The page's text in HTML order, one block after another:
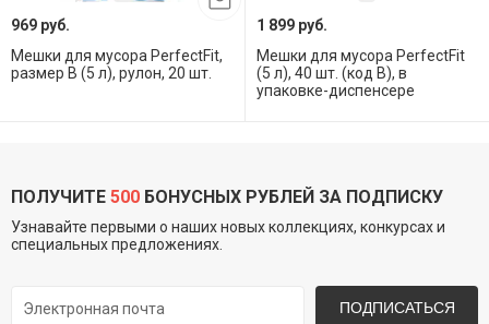
969 руб.
Мешки для мусора PerfectFit,
размер В (5 л), рулон, 20 шт.
1 899 руб.
Мешки для мусора PerfectFit
(5 л), 40 шт. (код В), в
упаковке-диспенсере
ПОЛУЧИТЕ 500 БОНУСНЫХ РУБЛЕЙ ЗА ПОДПИСКУ
Узнавайте первыми о наших новых коллекциях, конкурсах и
специальных предложениях.
ПОДПИСАТЬСЯ